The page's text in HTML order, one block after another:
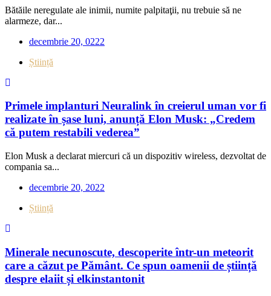
Bătăile neregulate ale inimii, numite palpitaţii, nu trebuie să ne
alarmeze, dar...
decembrie 20, 0222
Știință
Primele implanturi Neuralink în creierul uman vor fi
realizate în șase luni, anunță Elon Musk: „Credem
că putem restabili vederea”
Elon Musk a declarat miercuri că un dispozitiv wireless, dezvoltat de
compania sa...
decembrie 20, 2022
Știință
Minerale necunoscute, descoperite într-un meteorit
care a căzut pe Pământ. Ce spun oamenii de știință
despre elaiit și elkinstantonit